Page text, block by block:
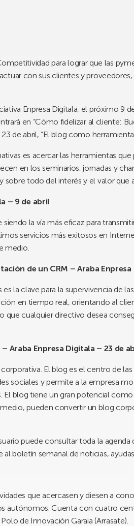
para lograr que las
con sus clientes y
Enpresa Digitala, el próximo 9
en “Cómo fidelizar al cliente:
de abril, “El blog como
es acercar las herramientas
en los seminarios, jornadas y
todo del interés y el valor que
– 9 de abril
la vía más eficaz para
servicios más exitosos en
medio.
de un CRM – Araba
la clave para la supervivencia de
en tiempo real, orientando al
cualquier directivo desea
Araba Enpresa Digitala – 23 de
El blog es el centro de
sociales y permite a la empresa
El blog tiene un gran potencial
pueden convertir un blog
puede consultar toda la
al boletín semanal de noticias,
que acercasen y diesen a
autónomos. Cuenta con cuatro
de Innovación Garaia (Arrasate).